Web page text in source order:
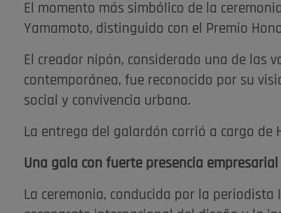
El momento más simbólico de la
Yamamoto, distinguido con el Premio
El creador nipón, considerado una de las
contemporánea, fue reconocido por su
social y convivencia urbana.
La entrega del galardón corrió a cargo de
Una gala con fuerte presencia
La ceremonia, conducida por la